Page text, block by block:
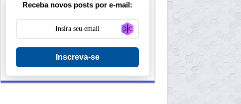
Receba novos posts por e-mail:
Inscreva-se